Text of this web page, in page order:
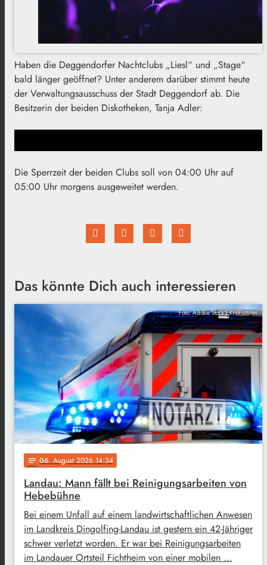
Haben die Deggendorfer Nachtclubs „Liesl“ und „Stage“
bald länger geöffnet? Unter anderem darüber stimmt heute
der Verwaltungsausschuss der Stadt Deggendorf ab. Die
Besitzerin der beiden Diskotheken, Tanja Adler:
Die Sperrzeit der beiden Clubs soll von 04:00 Uhr auf
05:00 Uhr morgens ausgeweitet werden.
Das könnte Dich auch interessieren
Foto: Adobe Stock EKH-Pictures
notes 06. August 2026 14:34
Landau: Mann fällt bei Reinigungsarbeiten von
Hebebühne
Bei einem Unfall auf einem landwirtschaftlichen Anwesen
im Landkreis Dingolfing-Landau ist gestern ein 42-Jähriger
schwer verletzt worden. Er war bei Reinigungsarbeiten
im Landauer Ortsteil Fichtheim von einer mobilen …